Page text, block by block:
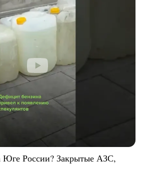
Юге России? Закрытые АЗС,